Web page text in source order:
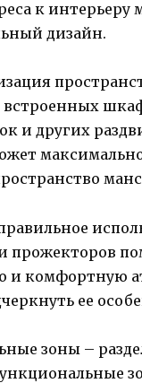
к интерьеру
дизайн.
встроенных
и других
прожекторов
и комфортную
ее
зоны –